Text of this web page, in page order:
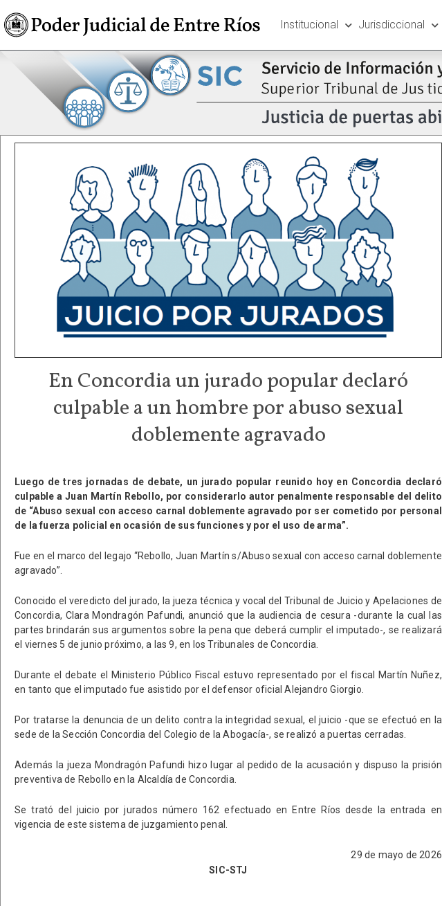
Institucional Jurisdiccional
En Concordia un jurado popular declaró
culpable a un hombre por abuso sexual
doblemente agravado
Luego de tres jornadas de debate, un jurado popular reunido hoy en Concordia declaró
culpable a Juan Martín Rebollo, por considerarlo autor penalmente responsable del delito
de “Abuso sexual con acceso carnal doblemente agravado por ser cometido por personal
de la fuerza policial en ocasión de sus funciones y por el uso de arma”.
Fue en el marco del legajo “Rebollo, Juan Martín s/Abuso sexual con acceso carnal doblemente
agravado”.
Conocido el veredicto del jurado, la jueza técnica y vocal del Tribunal de Juicio y Apelaciones de
Concordia, Clara Mondragón Pafundi, anunció que la audiencia de cesura -durante la cual las
partes brindarán sus argumentos sobre la pena que deberá cumplir el imputado-, se realizará
el viernes 5 de junio próximo, a las 9, en los Tribunales de Concordia.
Durante el debate el Ministerio Público Fiscal estuvo representado por el fiscal Martín Nuñez,
en tanto que el imputado fue asistido por el defensor oficial Alejandro Giorgio.
Por tratarse la denuncia de un delito contra la integridad sexual, el juicio -que se efectuó en la
sede de la Sección Concordia del Colegio de la Abogacía-, se realizó a puertas cerradas.
Además la jueza Mondragón Pafundi hizo lugar al pedido de la acusación y dispuso la prisión
preventiva de Rebollo en la Alcaldía de Concordia.
Se trató del juicio por jurados número 162 efectuado en Entre Ríos desde la entrada en
vigencia de este sistema de juzgamiento penal.
29 de mayo de 2026
SIC-STJ